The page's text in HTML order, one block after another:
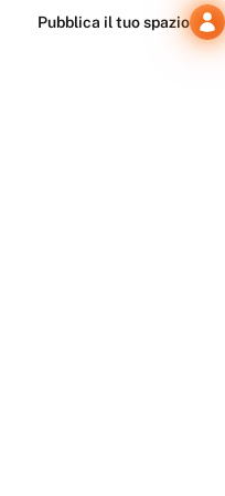
Pubblica il tuo spazio